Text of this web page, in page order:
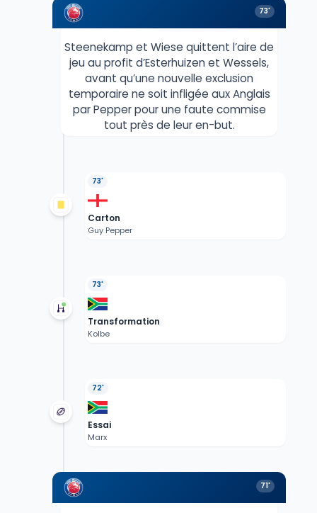
73'
Steenekamp et Wiese quittent l’aire de
jeu au profit d’Esterhuizen et Wessels,
avant qu’une nouvelle exclusion
temporaire ne soit infligée aux Anglais
par Pepper pour une faute commise
tout près de leur en-but.
73'
Carton
Guy Pepper
73'
Transformation
Kolbe
72'
Essai
Marx
71'